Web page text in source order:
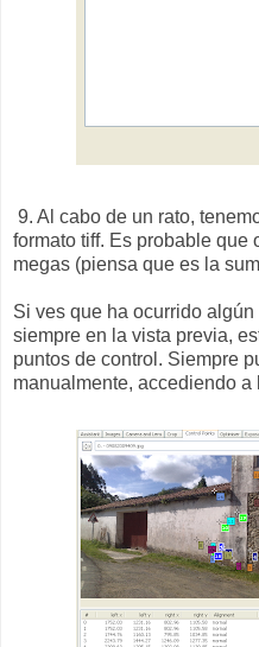
9. Al cabo de un rato,
formato tiff. Es probable que
megas (piensa que es la
Si ves que ha ocurrido
siempre en la vista previa,
puntos de control. Siempre
manualmente, accediendo